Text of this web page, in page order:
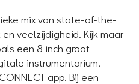
mix van state-of-the-
veelzijdigheid. Kijk maar
een 8 inch groot
instrumentarium,
app. Bij een